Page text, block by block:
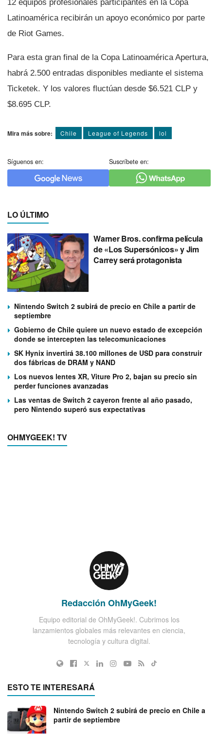
12 equipos profesionales participantes en la Copa
Latinoamérica recibirán un apoyo económico por parte
de Riot Games.
Para esta gran final de la Copa Latinoamérica Apertura,
habrá 2.500 entradas disponibles mediante el sistema
Ticketek. Y los valores fluctúan desde $6.521 CLP y
$8.695 CLP.
Mira más sobre: Chile League of Legends lol
Síguenos en: Suscríbete en:
LO ÚLTIMO
Warner Bros. confirma película
de «Los Supersónicos» y Jim
Carrey será protagonista
Nintendo Switch 2 subirá de precio en Chile a partir de
septiembre
Gobierno de Chile quiere un nuevo estado de excepción
donde se intercepten las telecomunicaciones
SK Hynix invertirá 38.100 millones de USD para construir
dos fábricas de DRAM y NAND
Los nuevos lentes XR, Viture Pro 2, bajan su precio sin
perder funciones avanzadas
Las ventas de Switch 2 cayeron frente al año pasado,
pero Nintendo superó sus expectativas
OHMYGEEK! TV
Redacción OhMyGeek!
Equipo editorial de OhMyGeek!. Cubrimos los
lanzamientos globales más relevantes en ciencia,
tecnología y cultura digital.
ESTO TE INTERESARÁ
Nintendo Switch 2 subirá de precio en Chile a
partir de septiembre